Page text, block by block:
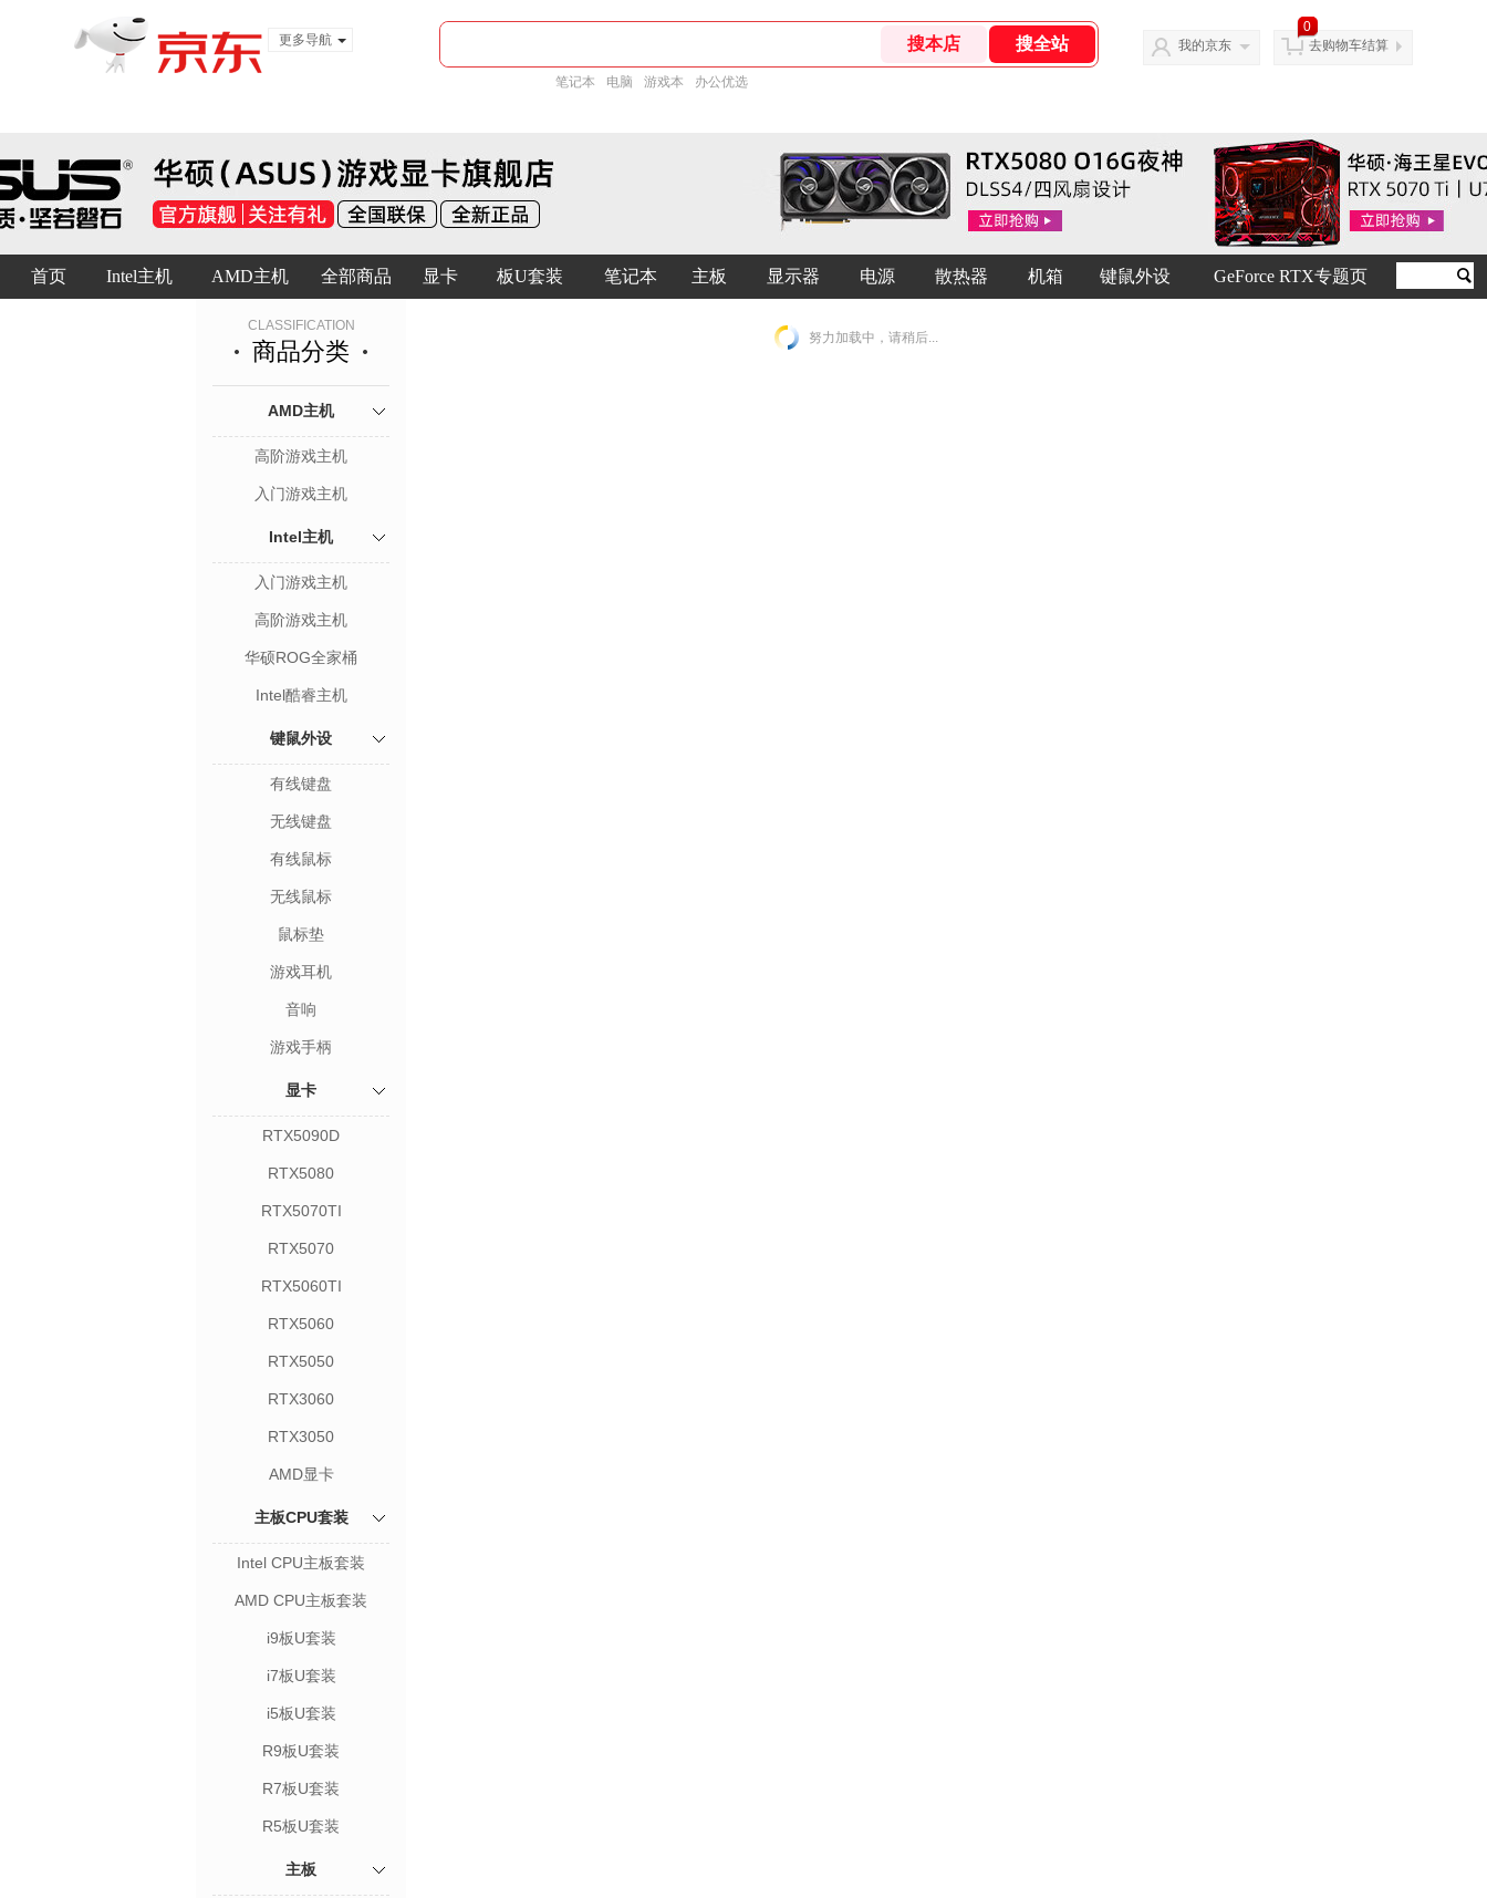
更多导航
笔记本 电脑 游戏本 办公优选
我的京东
0
去购物车结算
散热器 GeForce RTX专题页
Intel主机 机箱
显示器 电源
板U套装 主板
显卡
全部商品
首页 键鼠外设
笔记本
AMD主机
CLASSIFICATION
商品分类
AMD主机
高阶游戏主机
入门游戏主机
Intel主机
入门游戏主机
高阶游戏主机
华硕ROG全家桶
Intel酷睿主机
键鼠外设
有线键盘
无线键盘
有线鼠标
无线鼠标
鼠标垫
游戏耳机
音响
游戏手柄
显卡
RTX5090D
RTX5080
RTX5070TI
RTX5070
RTX5060TI
RTX5060
RTX5050
RTX3060
RTX3050
AMD显卡
主板CPU套装
Intel CPU主板套装
AMD CPU主板套装
i9板U套装
i7板U套装
i5板U套装
R9板U套装
R7板U套装
R5板U套装
主板
努力加载中，请稍后...